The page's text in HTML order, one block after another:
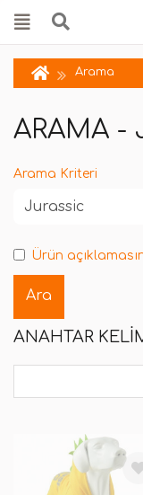
Arama
ARAMA -
Arama Kriteri
Ürün
ANAHTAR